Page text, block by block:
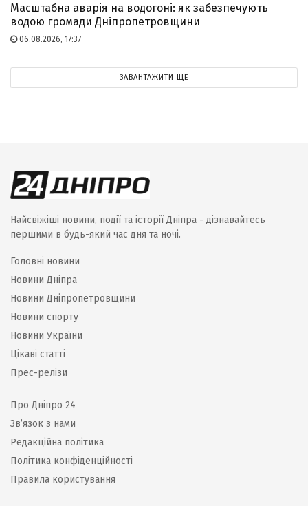
Масштабна аварія на водогоні: як забезпечують
водою громади Дніпропетровщини
06.08.2026, 17:37
ЗАВАНТАЖИТИ ЩЕ
Найсвіжіші новини, події та історії Дніпра - дізнавайтесь
першими в будь-який час дня та ночі.
Головні новини
Новини Дніпра
Новини Дніпропетровщини
Новини спорту
Новини України
Цікаві статті
Прес-релізи
Про Дніпро 24
Зв’язок з нами
Редакційна політика
Політика конфіденційності
Правила користування